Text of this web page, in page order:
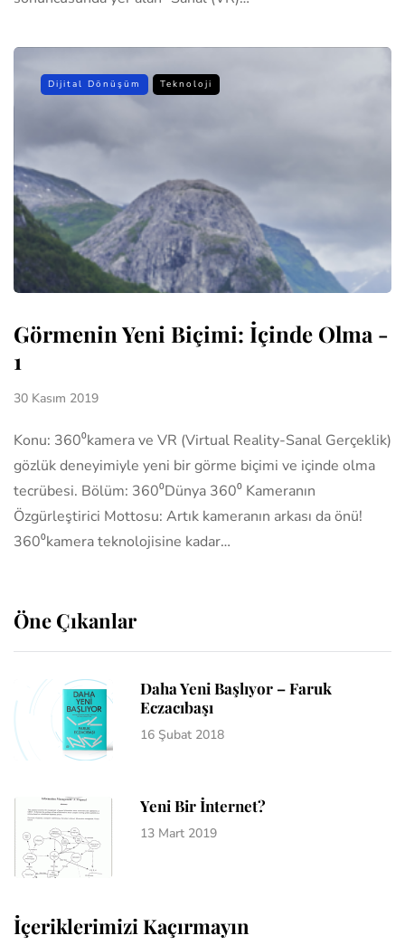
Dijital Dönüşüm Teknoloji
Görmenin Yeni Biçimi: İçinde Olma -
1
30 Kasım 2019
Konu: 360⁰kamera ve VR (Virtual Reality-Sanal Gerçeklik)
gözlük deneyimiyle yeni bir görme biçimi ve içinde olma
tecrübesi. Bölüm: 360⁰Dünya 360⁰ Kameranın
Özgürleştirici Mottosu: Artık kameranın arkası da önü!
360⁰kamera teknolojisine kadar…
Öne Çıkanlar
Daha Yeni Başlıyor – Faruk
Eczacıbaşı
16 Şubat 2018
Yeni Bir İnternet?
13 Mart 2019
İçeriklerimizi Kaçırmayın